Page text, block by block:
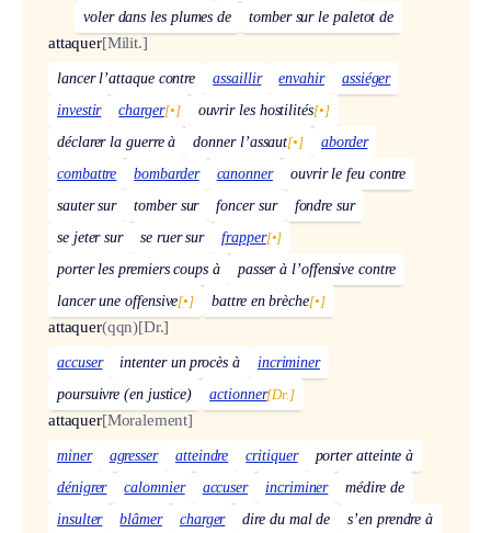
voler dans les plumes de tomber sur le paletot de
attaquer[Milit.]
lancer l’attaque contre assaillir envahir
assiéger
investir
charger[•] ouvrir les hostilités[•]
déclarer la guerre à
donner l’assaut[•]
aborder
combattre
bombarder canonner
ouvrir le feu contre
sauter sur
tomber sur foncer sur
fondre sur
se jeter sur
se ruer sur frapper[•]
porter les premiers coups à
passer à l’offensive contre
lancer une offensive[•] battre en brèche[•]
attaquer(qqn)[Dr.]
accuser intenter un procès à
incriminer
poursuivre (en justice)
actionner[Dr.]
attaquer[Moralement]
miner agresser atteindre critiquer
porter atteinte à
dénigrer
calomnier accuser incriminer
médire de
insulter
blâmer charger dire du mal de
s’en prendre à